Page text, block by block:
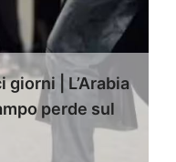
| L’Arabia
perde sul